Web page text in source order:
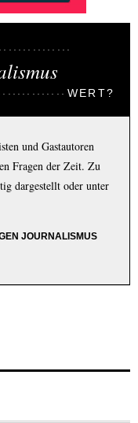
WERT?
und Gastautoren
Fragen der Zeit. Zu
dargestellt oder unter
JOURNALISMUS